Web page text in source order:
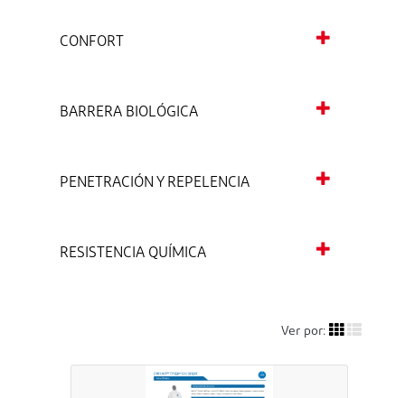
CONFORT
BARRERA BIOLÓGICA
PENETRACIÓN Y REPELENCIA
RESISTENCIA QUÍMICA
Ver por: